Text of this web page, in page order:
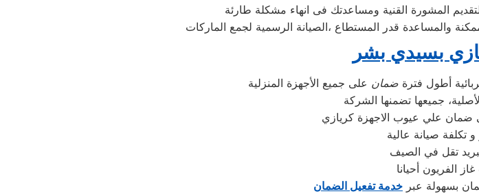
المشورة القنية ومساعدتك فى انهاء مشكلة طارئة
والمساعدة قدر المستطاع ،الصيانة الرسمية لجمع الماركات
بسيدي بشر
أطول فترةضمان
جميعها تضمنها الشركة
ضمان علي عيوب الاجهزة كريازي
بسهولة عبر خدمة تفعيل الضمان